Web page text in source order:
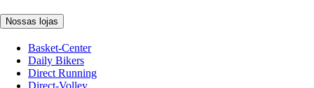
Nossas lojas
Basket-Center
Daily Bikers
Direct Running
Direct-Volley